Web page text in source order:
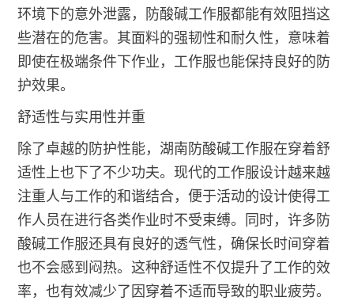
环境下的意外泄露，防酸碱工作服都能有效阻挡这
些潜在的危害。其面料的强韧性和耐久性，意味着
即使在极端条件下作业，工作服也能保持良好的防
护效果。
舒适性与实用性并重
除了卓越的防护性能，湖南防酸碱工作服在穿着舒
适性上也下了不少功夫。现代的工作服设计越来越
注重人与工作的和谐结合，便于活动的设计使得工
作人员在进行各类作业时不受束缚。同时，许多防
酸碱工作服还具有良好的透气性，确保长时间穿着
也不会感到闷热。这种舒适性不仅提升了工作的效
率，也有效减少了因穿着不适而导致的职业疲劳。